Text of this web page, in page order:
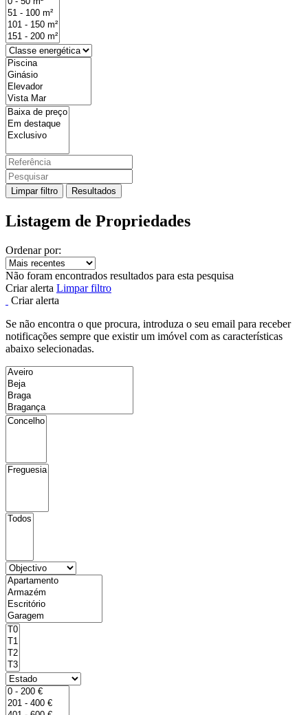
Limpar filtro Resultados
Listagem de Propriedades
Ordenar por:
Não foram encontrados resultados para esta pesquisa
Criar alerta Limpar filtro
Criar alerta
Se não encontra o que procura, introduza o seu email para receber
notificações sempre que existir um imóvel com as características
abaixo selecionadas.